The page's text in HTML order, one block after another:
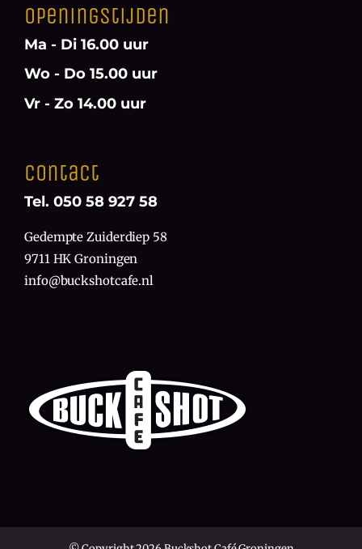
Openingstijden
Ma - Di 16.00 uur
Wo - Do 15.00 uur
Vr - Zo 14.00 uur
Contact
Tel. 050 58 927 58
Gedempte Zuiderdiep 58
9711 HK Groningen
info@buckshotcafe.nl